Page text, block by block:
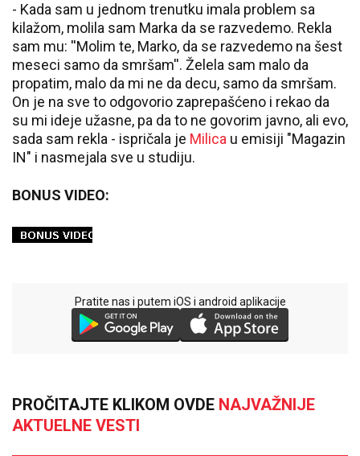
- Kada sam u jednom trenutku imala problem sa
kilažom, molila sam Marka da se razvedemo. Rekla
sam mu: ''Molim te, Marko, da se razvedemo na šest
meseci samo da smršam''. Želela sam malo da
propatim, malo da mi ne da decu, samo da smršam.
On je na sve to odgovorio zaprepašćeno i rekao da
su mi ideje užasne, pa da to ne govorim javno, ali evo,
sada sam rekla - ispričala je Milica u emisiji "Magazin
IN" i nasmejala sve u studiju.
BONUS VIDEO:
Pratite nas i putem iOS i android aplikacije
PROČITAJTE KLIKOM OVDE NAJVAŽNIJE
AKTUELNE VESTI